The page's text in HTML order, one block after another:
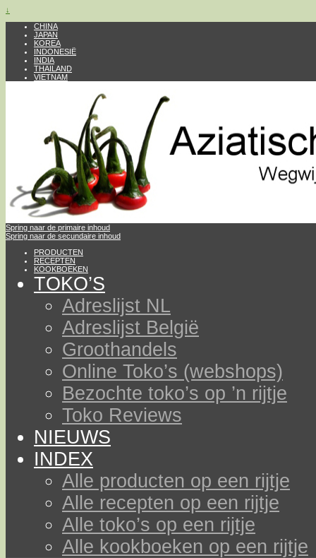
↓
CHINA
JAPAN
KOREA
INDONESIË
INDIA
THAILAND
VIETNAM
Spring naar de primaire inhoud
Spring naar de secundaire inhoud
PRODUCTEN
RECEPTEN
KOOKBOEKEN
TOKO’S
Adreslijst NL
Adreslijst België
Groothandels
Online Toko’s (webshops)
Bezochte toko’s op ’n rijtje
Toko Reviews
NIEUWS
INDEX
Alle producten op een rijtje
Alle recepten op een rijtje
Alle toko’s op een rijtje
Alle kookboeken op een rijtje